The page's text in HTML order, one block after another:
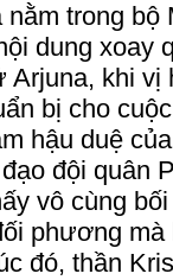
nằm trong
dung xoay
Arjuna, khi
bị cho
hậu duệ
đội quân
vô cùng
phương
đó, thần